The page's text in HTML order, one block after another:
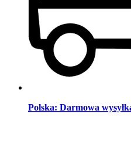
Polska: Darmowa